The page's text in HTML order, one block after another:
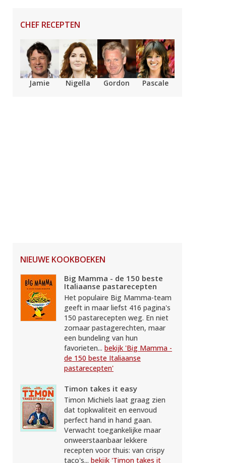
CHEF RECEPTEN
Jamie Nigella Gordon Pascale
NIEUWE KOOKBOEKEN
Big Mamma - de 150 beste
Italiaanse pastarecepten
Het populaire Big Mamma-team
geeft in maar liefst 416 pagina's
150 pastarecepten weg. En niet
zomaar pastagerechten, maar
een bundeling van hun
favorieten... bekijk 'Big Mamma -
de 150 beste Italiaanse
pastarecepten'
Timon takes it easy
Timon Michiels laat graag zien
dat topkwaliteit en eenvoud
perfect hand in hand gaan.
Verwacht toegankelijke maar
onweerstaanbaar lekkere
recepten voor thuis: van crispy
taco's... bekijk 'Timon takes it